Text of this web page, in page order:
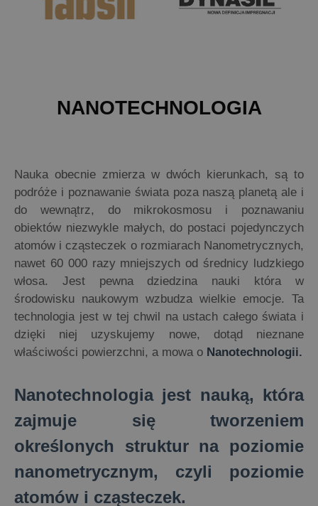
NANOTECHNOLOGIA
Nauka obecnie zmierza w dwóch kierunkach, są to
podróże i poznawanie świata poza naszą planetą ale i
do wewnątrz, do mikrokosmosu i poznawaniu
obiektów niezwykle małych, do postaci pojedynczych
atomów i cząsteczek o rozmiarach Nanometrycznych,
nawet 60 000 razy mniejszych od średnicy ludzkiego
włosa. Jest pewna dziedzina nauki która w
środowisku naukowym wzbudza wielkie emocje. Ta
technologia jest w tej chwil na ustach całego świata i
dzięki niej uzyskujemy nowe, dotąd nieznane
właściwości powierzchni, a mowa o Nanotechnologii.
Nanotechnologia jest nauką, która
zajmuje się tworzeniem
określonych struktur na poziomie
nanometrycznym, czyli poziomie
atomów i cząsteczek.